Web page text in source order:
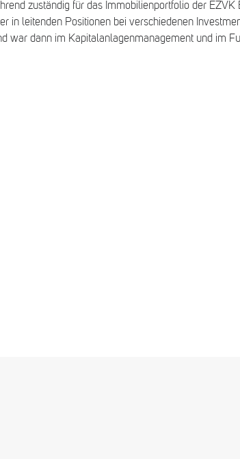
zuständig für das Immobilienportfolio der EZVK
in leitenden Positionen bei verschiedenen
war dann im Kapitalanlagenmanagement und im